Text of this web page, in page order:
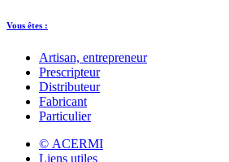
Vous êtes :
Artisan, entrepreneur
Prescripteur
Distributeur
Fabricant
Particulier
© ACERMI
Liens utiles